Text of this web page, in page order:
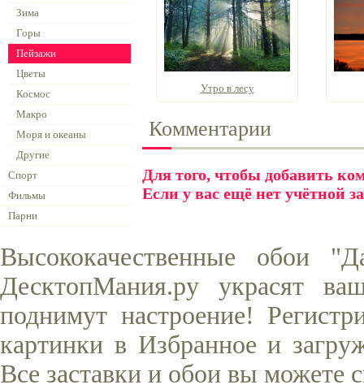
Зима
Горы
Пейзажи
Цветы
Космос
Макро
Моря и океаны
Другие
Спорт
Фильмы
Парни
Утро в лесу
Комментарии
Для того, чтобы добавить
Если у вас ещё нет учётной
Высококачественные обои
ДесктопМания.ру украсят
поднимут настроение!
картинки в Избранное и
Все заставки и обои вы можете